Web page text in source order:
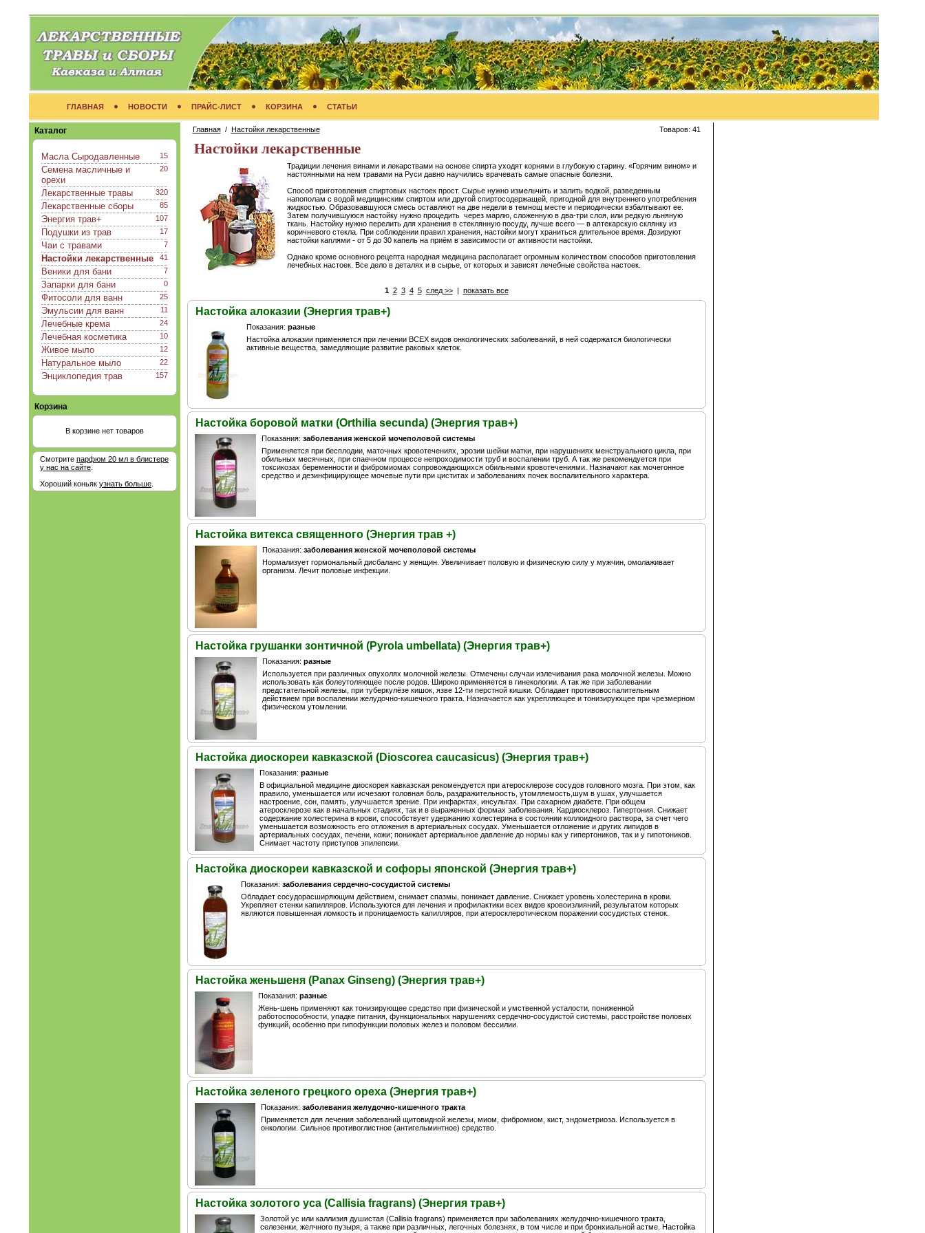
ГЛАВНАЯ НОВОСТИ ПРАЙС-ЛИСТ КОРЗИНА СТАТЬИ
Каталог
15
Масла Сыродавленные
20
Семена масличные и
орехи
320
Лекарственные травы
85
Лекарственные сборы
107
Энергия трав+
17
Подушки из трав
7
Чаи с травами
41
Настойки лекарственные
7
Веники для бани
0
Запарки для бани
25
Фитосоли для ванн
11
Эмульсии для ванн
24
Лечебные крема
10
Лечебная косметика
12
Живое мыло
22
Натуральное мыло
157
Энциклопедия трав
Корзина
В корзине нет товаров
Смотрите парфюм 20 мл в блистере
у нас на сайте
Хороший коньяк узнать больше
Товаров: 41
Главная/ Настойки лекарственные
Настойки лекарственные
Традиции лечения винами и лекарствами на основе спирта уходят корнями в глубокую старину. «Горячим вином» и
настоянными на нем травами на Руси давно научились врачевать самые опасные болезни.
Способ приготовления спиртовых настоек прост. Сырье нужно измельчить и залить водкой, разведенным
напополам с водой медицинским спиртом или другой спиртосодержащей, пригодной для внутреннего употребления
жидкостью. Образовавшуюся смесь оставляют на две недели в темнощ месте и периодически взбалтывают ее.
Затем получившуюся настойку нужно процедить через марлю, сложенную в два-три слоя, или редкую льняную
ткань. Настойку нужно перелить для хранения в стеклянную посуду, лучше всего — в аптекарскую склянку из
коричневого стекла. При соблюдении правил хранения, настойки могут храниться длительное время. Дозируют
настойки каплями - от 5 до 30 капель на приём в зависимости от активности настойки.
Однако кроме основного рецепта народная медицина располагает огромным количеством способов приготовления
лечебных настоек. Все дело в деталях и в сырье, от которых и зависят лечебные свойства настоек.
1 2 3 4 5 след >>| показать все
Настойка алоказии (Энергия трав+)
Показания: разные
Настойка алоказии применяется при лечении ВСЕХ видов онкологических заболеваний, в ней содержатся биологически
активные вещества, замедляющие развитие раковых клеток.
Настойка боровой матки (Orthilia secunda) (Энергия трав+)
Показания: заболевания женской мочеполовой системы
Применяется при бесплодии, маточных кровотечениях, эрозии шейки матки, при нарушениях менструального цикла, при
обильных месячных, при спаечном процессе непроходимости труб и воспалении труб. А так же рекомендуется при
токсикозах беременности и фибромиомах сопровождающихся обильными кровотечениями. Назначают как мочегонное
средство и дезинфицирующее мочевые пути при циститах и заболеваниях почек воспалительного характера.
Настойка витекса священного (Энергия трав +)
Показания: заболевания женской мочеполовой системы
Нормализует гормональный дисбаланс у женщин. Увеличивает половую и физическую силу у мужчин, омолаживает
организм. Лечит половые инфекции.
Настойка грушанки зонтичной (Pyrola umbellata) (Энергия трав+)
Показания: разные
Используется при различных опухолях молочной железы. Отмечены случаи излечивания рака молочной железы. Можно
использовать как болеутоляющее после родов. Широко применяется в гинекологии. А так же при заболевании
предстательной железы, при туберкулёзе кишок, язве 12-ти перстной кишки. Обладает противовоспалительным
действием при воспалении желудочно-кишечного тракта. Назначается как укрепляющее и тонизирующее при чрезмерном
физическом утомлении.
Настойка диоскореи кавказской (Dioscorea caucasicus) (Энергия трав+)
Показания: разные
В официальной медицине диоскорея кавказская рекомендуется при атеросклерозе сосудов головного мозга. При этом, как
правило, уменьшается или исчезают головная боль, раздражительность, утомляемость,шум в ушах, улучшается
настроение, сон, память, улучшается зрение. При инфарктах, инсультах. При сахарном диабете. При общем
атеросклерозе как в начальных стадиях, так и в выраженных формах заболевания. Кардиосклероз. Гипертония. Снижает
содержание холестерина в крови, способствует удержанию холестерина в состоянии коллоидного раствора, за счет чего
уменьшается возможность его отложения в артериальных сосудах. Уменьшается отложение и других липидов в
артериальных сосудах, печени, кожи; понижает артериальное давление до нормы как у гипертоников, так и у гипотоников.
Снимает частоту приступов эпилепсии.
Настойка диоскореи кавказской и софоры японской (Энергия трав+)
Показания: заболевания сердечно-сосудистой системы
Обладает сосудорасширяющим действием, снимает спазмы, понижает давление. Снижает уровень холестерина в крови.
Укрепляет стенки капилляров. Используются для лечения и профилактики всех видов кровоизлияний, результатом которых
являются повышенная ломкость и проницаемость капилляров, при атеросклеротическом поражении сосудистых стенок.
Настойка женьшеня (Panax Ginseng) (Энергия трав+)
Показания: разные
Жень-шень применяют как тонизирующее средство при физической и умственной усталости, пониженной
работоспособности, упадке питания, функциональных нарушениях сердечно-сосудистой системы, расстройстве половых
функций, особенно при гипофункции половых желез и половом бессилии.
Настойка зеленого грецкого ореха (Энергия трав+)
Показания: заболевания желудочно-кишечного тракта
Применяется для лечения заболеваний щитовидной железы, миом, фибромиом, кист, эндометриоза. Используется в
онкологии. Сильное противоглистное (антигельминтное) средство.
Настойка золотого уса (Callisia fragrans) (Энергия трав+)
Золотой ус или каллизия душистая (Callisia fragrans) применяется при заболеваниях желудочно-кишечного тракта,
селезенки, желчного пузыря, а также при различных, легочных болезнях, в том числе и при бронхиальной астме. Настойка